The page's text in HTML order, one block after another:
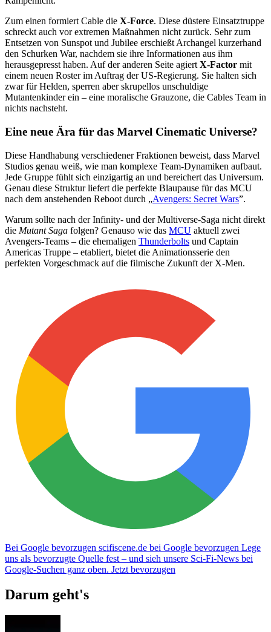
Zum einen formiert Cable die X-Force. Diese düstere Einsatztruppe
schreckt auch vor extremen Maßnahmen nicht zurück. Sehr zum
Entsetzen von Sunspot und Jubilee erschießt Archangel kurzerhand
den Schurken War, nachdem sie ihre Informationen aus ihm
herausgepresst haben. Auf der anderen Seite agiert X-Factor mit
einem neuen Roster im Auftrag der US-Regierung. Sie halten sich
zwar für Helden, sperren aber skrupellos unschuldige
Mutantenkinder ein – eine moralische Grauzone, die Cables Team in
nichts nachsteht.
Eine neue Ära für das Marvel Cinematic Universe?
Diese Handhabung verschiedener Fraktionen beweist, dass Marvel
Studios genau weiß, wie man komplexe Team-Dynamiken aufbaut.
Jede Gruppe fühlt sich einzigartig an und bereichert das Universum.
Genau diese Struktur liefert die perfekte Blaupause für das MCU
nach dem anstehenden Reboot durch „Avengers: Secret Wars”.
Warum sollte nach der Infinity- und der Multiverse-Saga nicht direkt
die Mutant Saga folgen? Genauso wie das MCU aktuell zwei
Avengers-Teams – die ehemaligen Thunderbolts und Captain
Americas Truppe – etabliert, bietet die Animationsserie den
perfekten Vorgeschmack auf die filmische Zukunft der X-Men.
Bei Google bevorzugen scifiscene.de bei Google bevorzugen Lege
uns als bevorzugte Quelle fest – und sieh unsere Sci-Fi-News bei
Google-Suchen ganz oben. Jetzt bevorzugen
Darum geht's